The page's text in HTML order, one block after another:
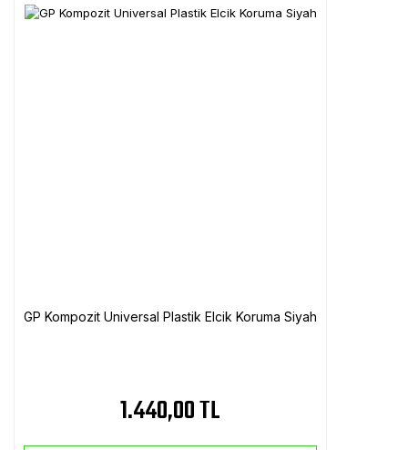
GP Kompozit Universal Plastik Elcik Koruma Siyah
1.440,00 TL